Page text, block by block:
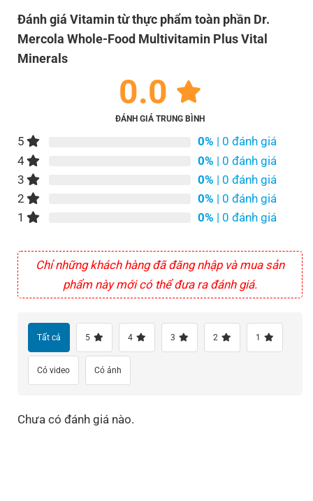
Đánh giá Vitamin từ thực phẩm toàn phần Dr.
Mercola Whole-Food Multivitamin Plus Vital
Minerals
0.0
ĐÁNH GIÁ TRUNG BÌNH
5 0% | 0 đánh giá
4
0% | 0 đánh giá
3
0% | 0 đánh giá
2
0% | 0 đánh giá
1
0% | 0 đánh giá
Chỉ những khách hàng đã đăng nhập và mua sản
phẩm này mới có thể đưa ra đánh giá.
Tất cả 5 4 3 2 1
Có video Có ảnh
Chưa có đánh giá nào.